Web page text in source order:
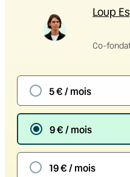
Loup
Co-
5 € / mois
9 € / mois
19 € / mois